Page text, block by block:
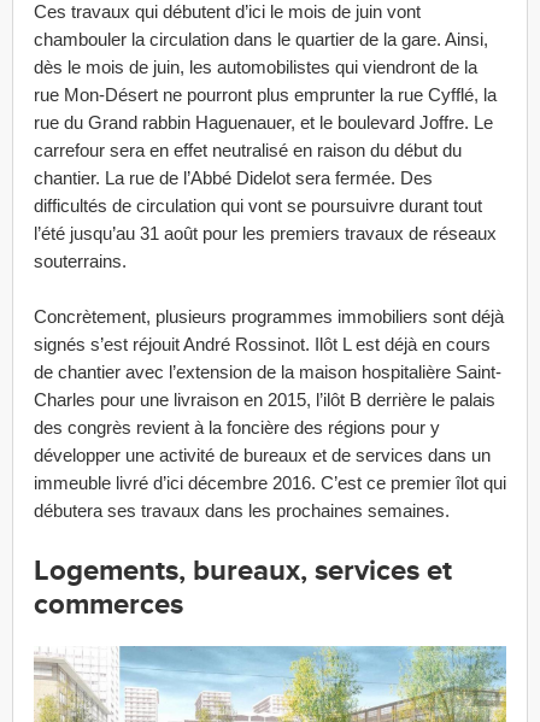
Ces travaux qui débutent d’ici le mois de juin vont
chambouler la circulation dans le quartier de la gare. Ainsi,
dès le mois de juin, les automobilistes qui viendront de la
rue Mon-Désert ne pourront plus emprunter la rue Cyfflé, la
rue du Grand rabbin Haguenauer, et le boulevard Joffre. Le
carrefour sera en effet neutralisé en raison du début du
chantier. La rue de l’Abbé Didelot sera fermée. Des
difficultés de circulation qui vont se poursuivre durant tout
l’été jusqu’au 31 août pour les premiers travaux de réseaux
souterrains.
Concrètement, plusieurs programmes immobiliers sont déjà
signés s’est réjouit André Rossinot. Ilôt L est déjà en cours
de chantier avec l’extension de la maison hospitalière Saint-
Charles pour une livraison en 2015, l’ilôt B derrière le palais
des congrès revient à la foncière des régions pour y
développer une activité de bureaux et de services dans un
immeuble livré d’ici décembre 2016. C’est ce premier îlot qui
débutera ses travaux dans les prochaines semaines.
Logements, bureaux, services et
commerces